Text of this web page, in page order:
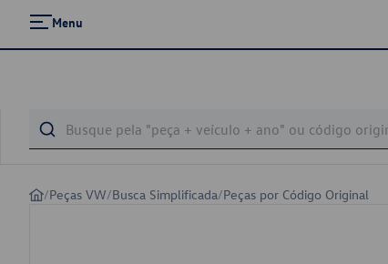
Menu
/Peças VW/Busca Simplificada/Peças por Código Original